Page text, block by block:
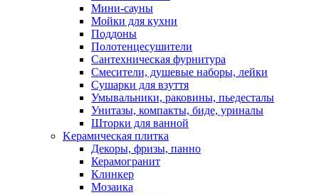
Мини-сауны
Мойки для кухни
Поддоны
Полотенцесушители
Сантехническая фурнитура
Смесители, душевые наборы, лейки
Сушарки для взуття
Умывальники, раковины, пьедесталы
Унитазы, компакты, биде, уриналы
Шторки для ванной
Kерамическая плитка
Декоры, фризы, панно
Керамогранит
Клинкер
Мозаика